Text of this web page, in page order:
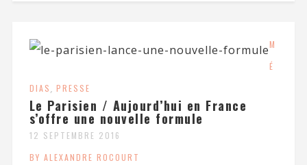
M
É
DIAS, PRESSE
Le Parisien / Aujourd’hui en France
s’offre une nouvelle formule
12 SEPTEMBRE 2016
BY ALEXANDRE ROCOURT